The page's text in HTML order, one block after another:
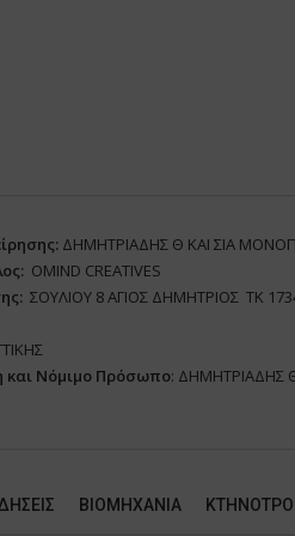
ΔΗΜΗΤΡΙΑΔΗΣ Θ ΚΑΙ ΣΙΑ
ΟΜΙΝD CREATIVES
ΣΟΥΛΙΟΥ 8 ΑΓΙΟΣ ΔΗΜΗΤΡΙΟΣ ΤΚ
και Νόμιμο Πρόσωπο: ΔΗΜΗΤΡΙΑΔΗΣ
ΒΙΟΜΗΧΑΝΙΑ